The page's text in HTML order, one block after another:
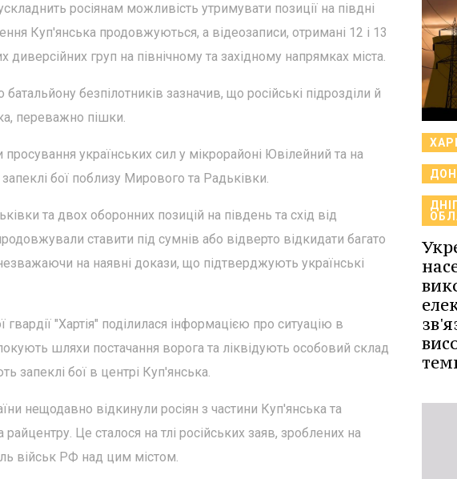
росіянам можливість утримувати позиції на півдні
Куп'янська продовжуються, а відеозаписи, отримані 12 і 13
диверсійних груп на північному та західному напрямках міста.
безпілотників зазначив, що російські підрозділи й
переважно пішки.
українських сил у мікрорайоні Ювілейний та на
бої поблизу Мирового та Радьківки.
та двох оборонних позицій на південь та схід від
ставити під сумнів або відверто відкидати багато
на наявні докази, що підтверджують українські
"Хартія" поділилася інформацією про ситуацію в
шляхи постачання ворога та ліквідують особовий склад
запеклі бої в центрі Куп'янська.
нещодавно відкинули росіян з частини Куп'янська та
Це сталося на тлі російських заяв, зроблених на
військ РФ над цим містом.